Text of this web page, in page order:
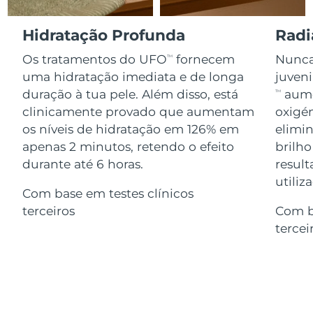
Hidratação Profunda
Os tratamentos do UFOTM
fornecem
uma hidratação imediata e de longa
duração à tua pele. Além disso, está
clinicamente provado que aumentam
os níveis de hidratação em 126% em
apenas 2 minutos, retendo o efeito
durante até 6 horas.
Com base em testes clínicos
terceiros
TM
brilho
Com
Advanced pore care essentials
Serum
issa™ Teeth Whitening Gel
18% PAP
Cosméticos Homens
Comprar todos
SOBRE
Israel Entrega prevista 12/08/2026
Itália Entrega prevista 08/08/2026
Japão Entrega prevista 11/08/2026
Jersey Entrega prevista 13/08/2026
Cazaquistão 10/08/2026
Kuwait Entrega prevista
08/08/2026